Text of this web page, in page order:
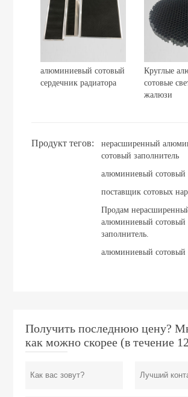
алюминиевый сотовый
сердечник радиатора
Круглые
сотовые
жалюзи
Продукт тегов:
нерасширенный
сотовый заполнитель
алюминиевый сотовый
поставщик сотовых
Продам
алюминиевый сотовый
заполнитель.
алюминиевый сотовый
Получить последнюю цену?
как можно скорее (в течение